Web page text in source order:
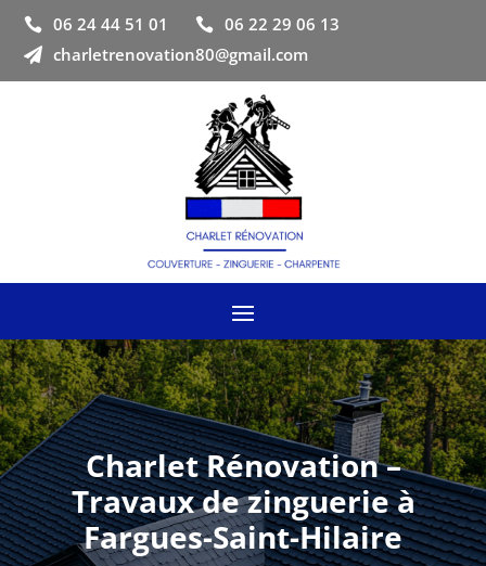
 06 24 44 51 01  06 22 29 06 13
 charletrenovation80@gmail.com
Charlet Rénovation –
Travaux de zinguerie à
Fargues-Saint-Hilaire